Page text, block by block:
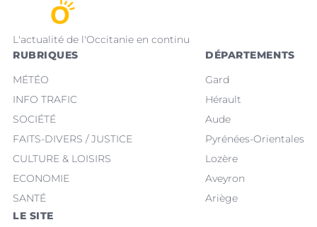
L'actualité de l'Occitanie en continu
RUBRIQUES
MÉTÉO
INFO TRAFIC
SOCIÉTÉ
FAITS-DIVERS / JUSTICE
CULTURE & LOISIRS
ECONOMIE
SANTÉ
DÉPARTEMENTS
Gard
Hérault
Aude
Pyrénées-Orientales
Lozère
Aveyron
Ariège
LE SITE